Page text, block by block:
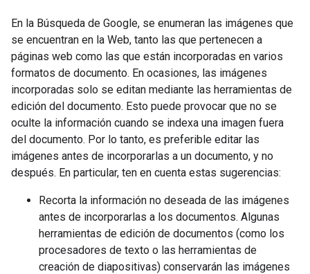
En la Búsqueda de Google, se enumeran las imágenes que
se encuentran en la Web, tanto las que pertenecen a
páginas web como las que están incorporadas en varios
formatos de documento. En ocasiones, las imágenes
incorporadas solo se editan mediante las herramientas de
edición del documento. Esto puede provocar que no se
oculte la información cuando se indexa una imagen fuera
del documento. Por lo tanto, es preferible editar las
imágenes antes de incorporarlas a un documento, y no
después. En particular, ten en cuenta estas sugerencias:
Recorta la información no deseada de las imágenes
antes de incorporarlas a los documentos. Algunas
herramientas de edición de documentos (como los
procesadores de texto o las herramientas de
creación de diapositivas) conservarán las imágenes